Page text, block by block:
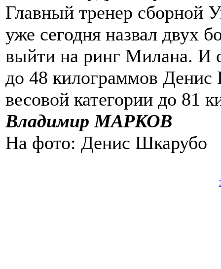
Главный тренер сборной
уже сегодня назвал двух
выйти на ринг Милана. И
до 48 килограммов
весовой категории до 81
Владимир МАРКОВ
На фото: Денис Шкарубо